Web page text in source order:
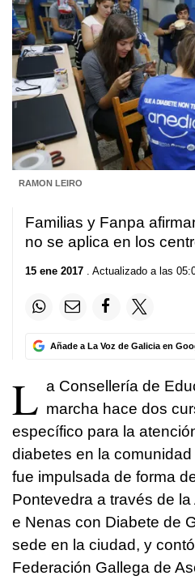
RAMON LEIRO
Familias y Fanpa
no se aplica en los
15 ene 2017 . Actualizado a las
Añade a La Voz de Galicia en
L a Consellería de
marcha hace dos
específico para la
diabetes en la
fue impulsada de forma
Pontevedra a través de
e Nenas con Diabete de
sede en la ciudad, y
Federación Gallega de